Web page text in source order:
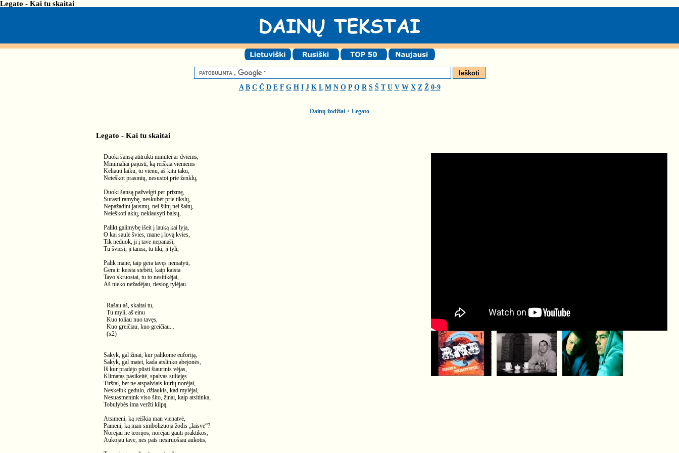
Legato - Kai tu skaitai
A B C Č D E F G H I J K L M N O P Q R S Š T U V W X Z Ž 0-9
Dainų žodžiai > Legato
Legato - Kai tu skaitai
Duoki šansą atitrūkti minutei ar dviems,
Minimaliai pajusti, ką reiškia vieniems
Keliauti laiku, tu vienu, aš kitu taku,
Neieškot prasmių, nesustot prie ženklų,
Duoki šansą pažvelgti per prizmę,
Surasti ramybę, neskubėt prie tikslų,
Nepažadint jausmų, nei šiltų nei šaltų,
Neieškoti akių, neklausyti balsų,
Palikt galimybę išeit į lauką kai lyja,
O kai saulė švies, mane į lovą kvies,
Tik neduok, ji į tave nepanaši,
Tu šviesi, ji tamsi, tu tiki, ji tyli,
Palik mane, taip gera tavęs nematyti,
Gera ir keista stebėti, kaip kaista
Tavo skruostai, tu to nesitikėjai,
Aš nieko nežadėjau, tiesiog tylėjau.
Rašau aš, skaitai tu,
Tu myli, aš einu
Kuo toliau nuo tavęs,
Kuo greičiau, kuo greičiau...
(x2)
Sakyk, gal žinai, kur palikome euforiją,
Sakyk, gal matei, kada atslinko abejonės,
Iš kur pradėjo pūsti šiaurinis vėjas,
Klimatas pasikeitė, spalvas suliejęs
Tirštai, bet ne atspalviais kurių norėjai,
Neskelbk gedulo, džiaukis, kad mylėjai,
Nesuasmenink viso šito, žinai, kaip atsitinka,
Tobulybės ima veržti kilpą.
Atsimeni, ką reiškia man vienatvė,
Pameni, ką man simbolizuoja žodis „laisvė“?
Norėjau ne teorijos, norėjau gauti praktikos,
Aukojau tave, nes pats nesiruošiau aukotis,